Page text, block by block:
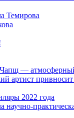
Темирова
—
артист
2022 года
научно-